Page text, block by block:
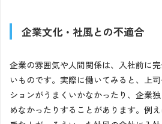
企業文化・社風との不適合
企業の雰囲気や人間関係は、入社前に
いものです。実際に働いてみると、上
ションがうまくいかなかったり、企業
めなかったりすることがあります。例